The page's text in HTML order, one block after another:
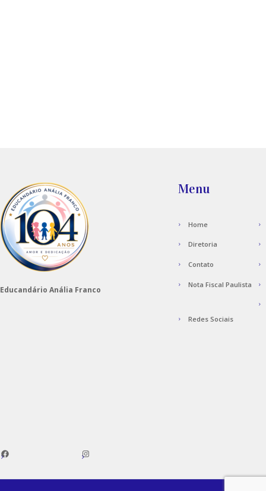
Educandário Anália Franco
Menu
Home
Diretoria
Contato
Nota Fiscal Paulista
Redes Sociais
Facebook Instagram